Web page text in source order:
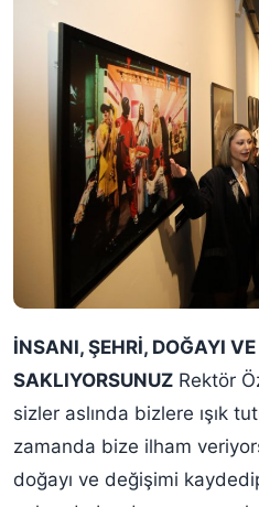
İNSANI, ŞEHRİ, DOĞAYI
SAKLIYORSUNUZ Rektör
sizler aslında bizlere ışık
zamanda bize ilham
doğayı ve değişimi